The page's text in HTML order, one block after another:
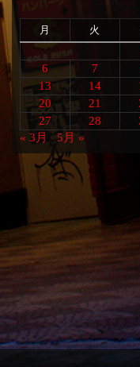
月 火
6
7
13
14
20
21
27
28
« 3月
5月 »